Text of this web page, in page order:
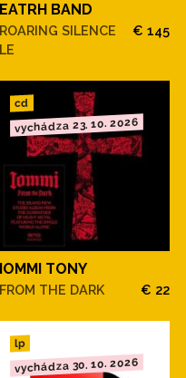
EATRH BAND
ROARING SILENCE
LE
€ 145
cd
vychádza 23. 10. 2026
IOMMI TONY
FROM THE DARK € 22
lp
vychádza 30. 10. 2026